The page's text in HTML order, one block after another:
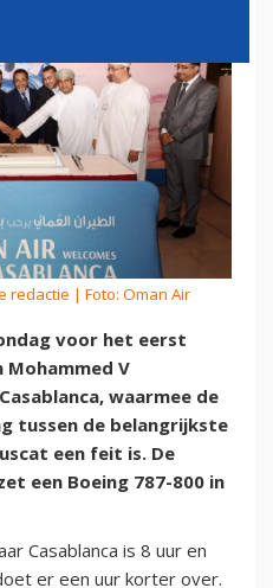
redactie | Foto: Oman Air
voor het eerst
Mohammed V
waarmee de
tussen de belangrijkste
een feit is. De
een Boeing 787-800 in
Casablanca is 8 uur en
er een uur korter over.